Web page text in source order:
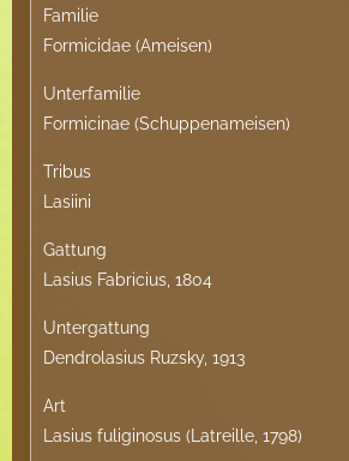
Familie
Formicidae (Ameisen)
Unterfamilie
Formicinae (Schuppenameisen)
Tribus
Lasiini
Gattung
Lasius Fabricius, 1804
Untergattung
Dendrolasius Ruzsky, 1913
Art
Lasius fuliginosus (Latreille, 1798)